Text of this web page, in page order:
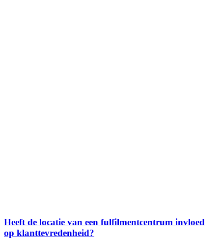
Heeft de locatie van een fulfilmentcentrum invloed
op klanttevredenheid?